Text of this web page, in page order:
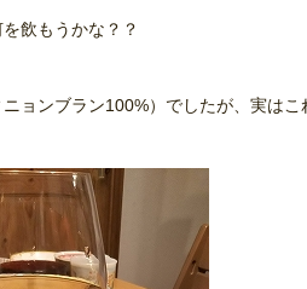
飲もうかな？？
ョンブラン100%）でしたが、実はこ